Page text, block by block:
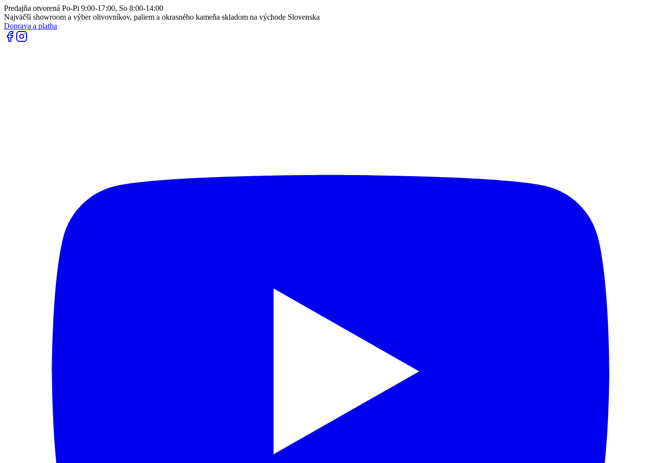
Predajňa otvorená Po-Pi 9:00-17:00, So 8:00-14:00
Najväčší showroom a výber olivovníkov, paliem a okrasného kameňa skladom na východe Slovenska
Doprava a platba